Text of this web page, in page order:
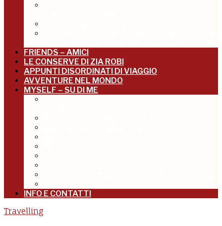
FRIENDS – AMICI
LE CONSERVE DI ZIA ROBI
APPUNTI DISORDINATI DI VIAGGIO
AVVENTURE NEL MONDO
MYSELF – SU DI ME
INFO E CONTATTI
Travelling